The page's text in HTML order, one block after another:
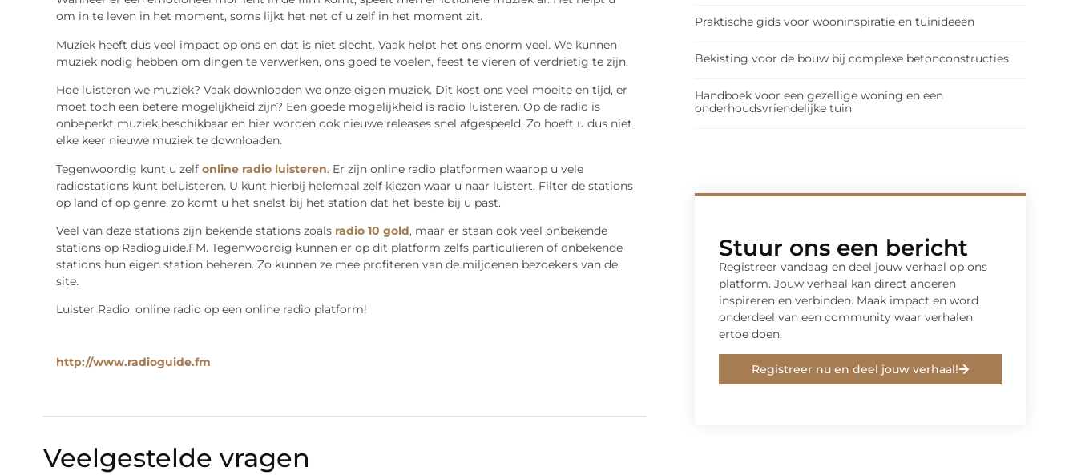
om in te leven in het moment, soms lijkt het net of u zelf in het moment zit.
Muziek heeft dus veel impact op ons en dat is niet slecht. Vaak helpt het ons enorm veel. We kunnen
muziek nodig hebben om dingen te verwerken, ons goed te voelen, feest te vieren of verdrietig te zijn.
Hoe luisteren we muziek? Vaak downloaden we onze eigen muziek. Dit kost ons veel moeite en tijd, er
moet toch een betere mogelijkheid zijn? Een goede mogelijkheid is radio luisteren. Op de radio is
onbeperkt muziek beschikbaar en hier worden ook nieuwe releases snel afgespeeld. Zo hoeft u dus niet
elke keer nieuwe muziek te downloaden.
Tegenwoordig kunt u zelf online radio luisteren. Er zijn online radio platformen waarop u vele
radiostations kunt beluisteren. U kunt hierbij helemaal zelf kiezen waar u naar luistert. Filter de stations
op land of op genre, zo komt u het snelst bij het station dat het beste bij u past.
Veel van deze stations zijn bekende stations zoals radio 10 gold, maar er staan ook veel onbekende
stations op Radioguide.FM. Tegenwoordig kunnen er op dit platform zelfs particulieren of onbekende
stations hun eigen station beheren. Zo kunnen ze mee profiteren van de miljoenen bezoekers van de
site.
Luister Radio, online radio op een online radio platform!
http://www.radioguide.fm
Veelgestelde vragen
Praktische gids voor wooninspiratie en tuinideeën
Bekisting voor de bouw bij complexe betonconstructies
Handboek voor een gezellige woning en een
onderhoudsvriendelijke tuin
Stuur ons een bericht
Registreer vandaag en deel jouw verhaal op ons
platform. Jouw verhaal kan direct anderen
inspireren en verbinden. Maak impact en word
onderdeel van een community waar verhalen
ertoe doen.
Registreer nu en deel jouw verhaal!